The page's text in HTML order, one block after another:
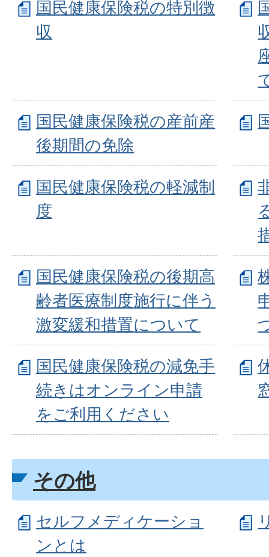
国民健康保険税の特別徴
収
国民健康保険税の産前産
後期間の免除
国民健康保険税の軽減制
度
国民健康保険税の後期高
齢者医療制度施行に伴う
激変緩和措置について
国民健康保険税の減免手
続きはオンライン申請
をご利用ください
その他
セルフメディケーショ
ンとは